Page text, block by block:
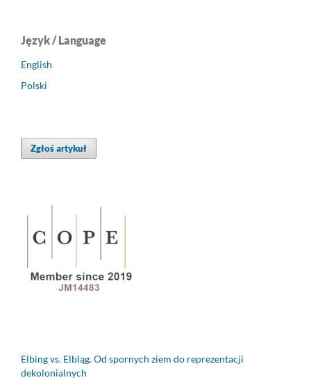
Język / Language
English
Polski
Zgłoś artykuł
Elbing vs. Elbląg. Od spornych ziem do reprezentacji
dekolonialnych